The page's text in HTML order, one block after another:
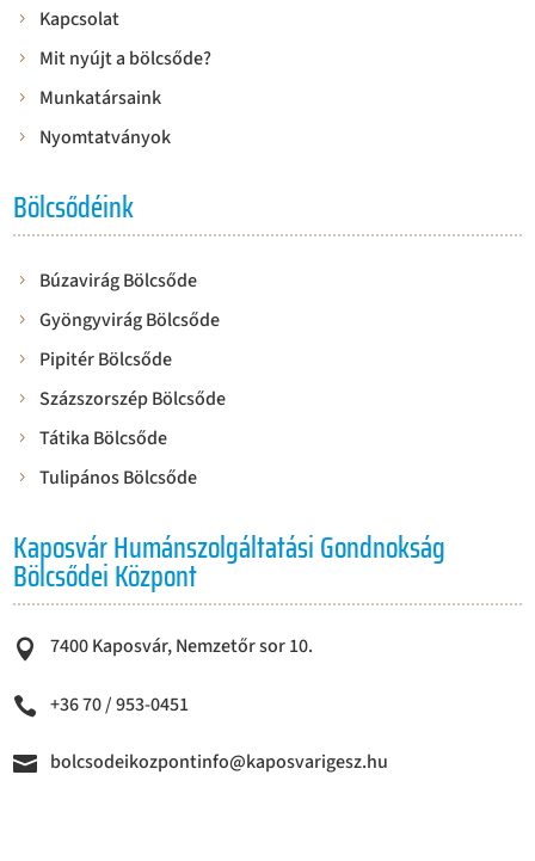
Kapcsolat
Mit nyújt a bölcsőde?
Munkatársaink
Nyomtatványok
Bölcsődéink
Búzavirág Bölcsőde
Gyöngyvirág Bölcsőde
Pipitér Bölcsőde
Százszorszép Bölcsőde
Tátika Bölcsőde
Tulipános Bölcsőde
Kaposvár Humánszolgáltatási Gondnokság
Bölcsődei Központ
 7400 Kaposvár, Nemzetőr sor 10.
 +36 70 / 953-0451
 bolcsodeikozpontinfo@kaposvarigesz.hu